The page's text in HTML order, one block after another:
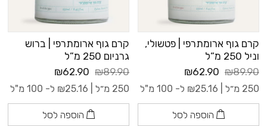
קרם גוף ארומתרפי | פטשולי,
וניל 250 מ”ל
₪89.90
₪62.90
250 מ״ל | ₪25.16 ל- 100 מ"ל
הוספה לסל
קרם גוף ארומתרפי | ברוש
גרניום 250 מ”ל
₪89.90
₪62.90
250 מ״ל | ₪25.16 ל- 100 מ"ל
הוספה לסל